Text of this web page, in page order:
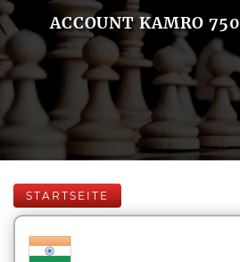
ACCOUNT KAMRO 750
STARTSEITE